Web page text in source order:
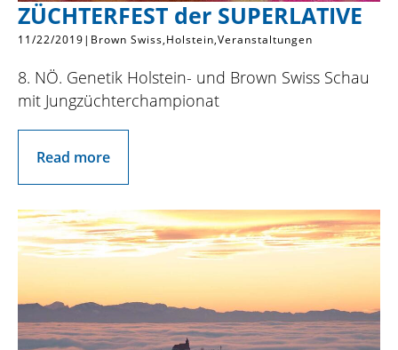
ZÜCHTERFEST der SUPERLATIVE
11/22/2019| Brown Swiss Holstein Veranstaltungen
8. NÖ. Genetik Holstein- und Brown Swiss Schau
mit Jungzüchterchampionat
Read more